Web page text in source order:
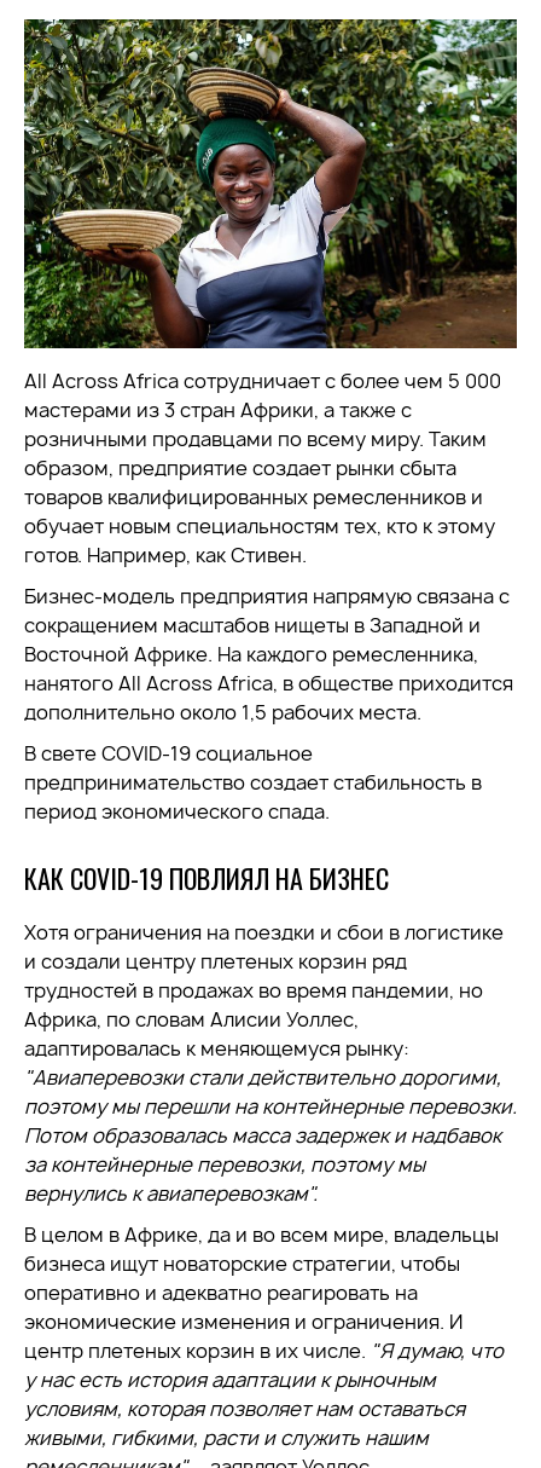
All Across Africa сотрудничает с более чем 5 000
мастерами из 3 стран Африки, а также с
розничными продавцами по всему миру. Таким
образом, предприятие создает рынки сбыта
товаров квалифицированных ремесленников и
обучает новым специальностям тех, кто к этому
готов. Например, как Стивен.
Бизнес-модель предприятия напрямую связана с
сокращением масштабов нищеты в Западной и
Восточной Африке. На каждого ремесленника,
нанятого All Across Africa, в обществе приходится
дополнительно около 1,5 рабочих места.
В свете COVID-19 социальное
предпринимательство создает стабильность в
период экономического спада.
КАК COVID-19 ПОВЛИЯЛ НА БИЗНЕС
Хотя ограничения на поездки и сбои в логистике
и создали центру плетеных корзин ряд
трудностей в продажах во время пандемии, но
Африка, по словам Алисии Уоллес,
адаптировалась к меняющемуся рынку:
"Авиаперевозки стали действительно дорогими,
поэтому мы перешли на контейнерные перевозки.
Потом образовалась масса задержек и надбавок
за контейнерные перевозки, поэтому мы
вернулись к авиаперевозкам".
В целом в Африке, да и во всем мире, владельцы
бизнеса ищут новаторские стратегии, чтобы
оперативно и адекватно реагировать на
экономические изменения и ограничения. И
центр плетеных корзин в их числе. "Я думаю, что
у нас есть история адаптации к рыночным
условиям, которая позволяет нам оставаться
живыми, гибкими, расти и служить нашим